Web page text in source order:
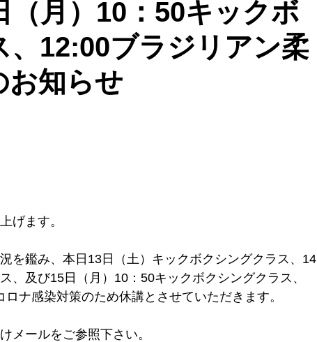
（月）10：50キックボ
、12:00ブラジリアン柔
お知らせ
げます。
を鑑み、本日13日（土）キックボクシングクラス、14
、及び15日（月）10：50キックボクシングクラス、
ナ感染対策のため休講とさせていただきます。
メールをご参照下さい。